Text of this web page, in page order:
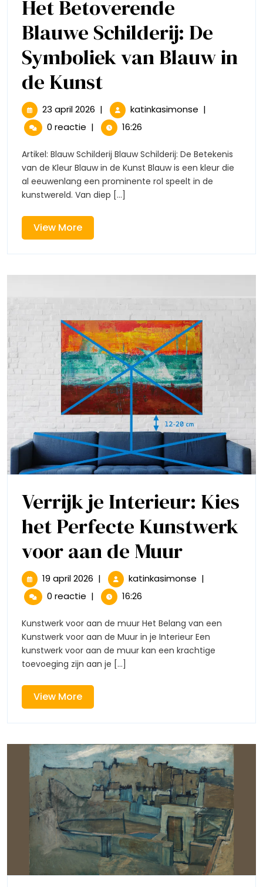
Het Betoverende
Blauwe Schilderij: De
Symboliek van Blauw in
de KunstHet
Betoverende
Blauwe
Schilderij:
De
Symboliek
Blauw
in
de
Kunst
23 april 2026 23
april
2026
| katinkasimonse Het
De
Symboliek
van
|
0 reactie | 16:26
Artikel: Blauw Schilderij Blauw Schilderij: De Betekenis
van de Kleur Blauw in de Kunst Blauw is een kleur die
al eeuwenlang een prominente rol speelt in de
kunstwereld. Van diep [...]
View MoreView
More
Verrijk je Interieur: Kies
het Perfecte Kunstwerk
voor aan de MuurVerrijk
je
Kies
het
voor
aan
de
Muur
19 april 2026 19
april
2026
| katinkasimonse Verrijk
het
Perfecte
Kunstwerk
|
0 reactie | 16:26
Kunstwerk voor aan de muur Het Belang van een
Kunstwerk voor aan de Muur in je Interieur Een
kunstwerk voor aan de muur kan een krachtige
toevoeging zijn aan je [...]
View MoreView
More